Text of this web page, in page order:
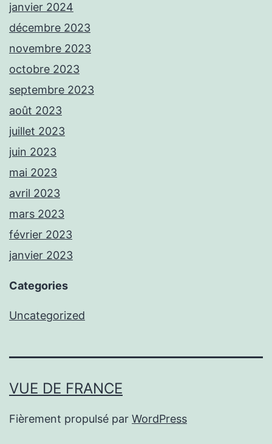
janvier 2024
décembre 2023
novembre 2023
octobre 2023
septembre 2023
août 2023
juillet 2023
juin 2023
mai 2023
avril 2023
mars 2023
février 2023
janvier 2023
Categories
Uncategorized
VUE DE FRANCE
Fièrement propulsé par WordPress